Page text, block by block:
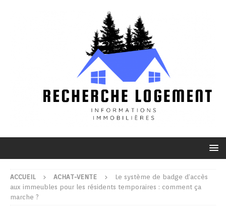
ACCUEIL ACHAT-VENTE
Le système de badge d’accès
aux immeubles pour les résidents temporaires : comment ça
marche ?